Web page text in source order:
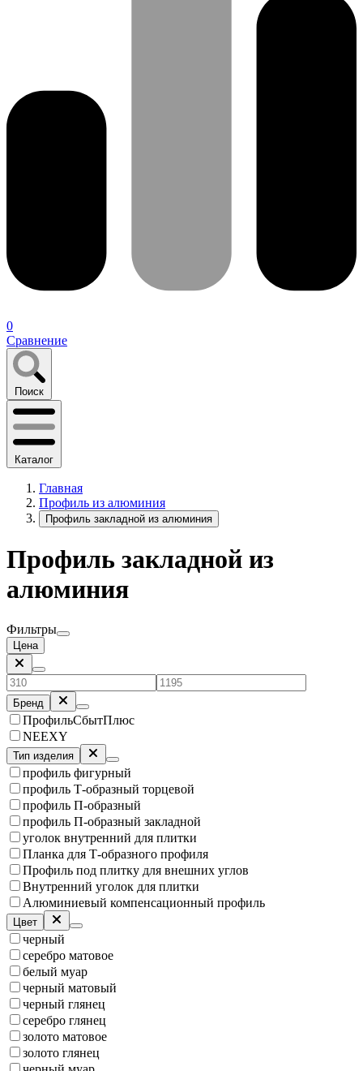
0
Сравнение
Поиск
Каталог
Главная
Профиль из алюминия
Профиль закладной из алюминия
Профиль закладной из
алюминия
Фильтры
Цена
Бренд
ПрофильСбытПлюс
NEEXY
Тип изделия
профиль фигурный
профиль Т-образный торцевой
профиль П-образный
профиль П-образный закладной
уголок внутренний для плитки
Планка для Т-образного профиля
Профиль под плитку для внешних углов
Внутренний уголок для плитки
Алюминиевый компенсационный профиль
Цвет
черный
серебро матовое
белый муар
черный матовый
черный глянец
серебро глянец
золото матовое
золото глянец